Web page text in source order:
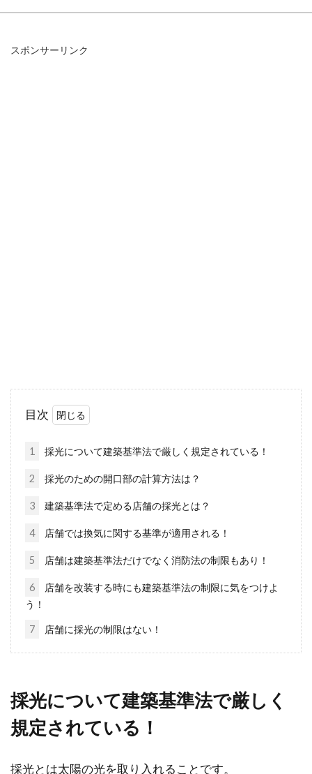
と考えられる原因とは？
【農地転用】宅地面積の基準とは？
農地転用は、届出だけで済むこともあります
含むor別にしているはなぜ
賃貸物件を探すとき、予算内の家賃である物件
スポンサーリンク
目次
1 採光について建築基準法で厳しく規定されている！
2 採光のための開口部の計算方法は？
3 建築基準法で定める店舗の採光とは？
4 店舗では換気に関する基準が適用される！
5 店舗は建築基準法だけでなく消防法の制限もあり！
6
店舗を改装する時にも建築基準法の制限に気をつけよ
う！
7 店舗に採光の制限はない！
採光について建築基準法で厳しく
規定されている！
採光とは太陽の光を取り入れることです。